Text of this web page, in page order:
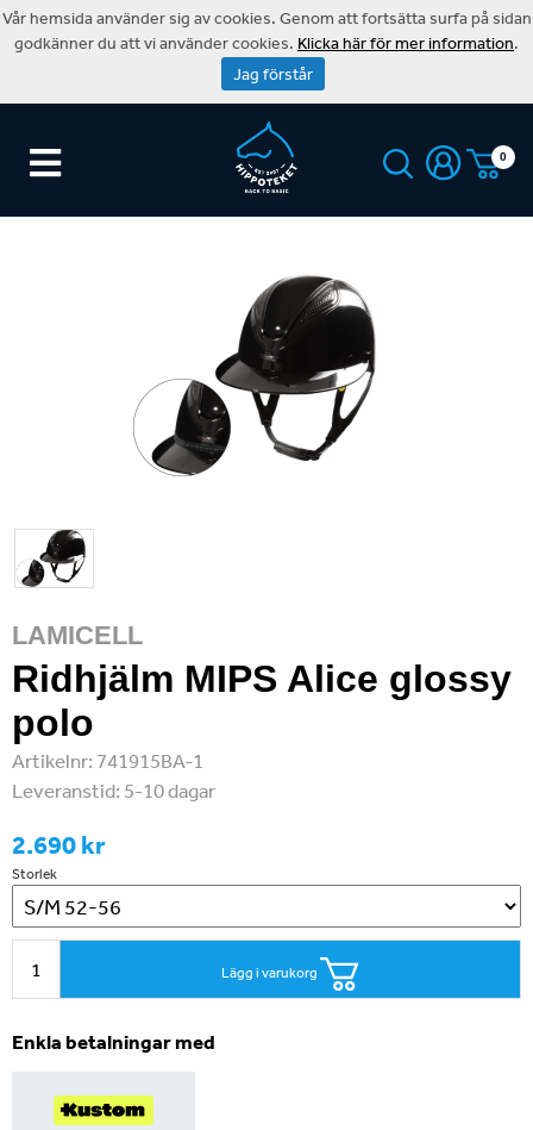
0
LAMICELL
Ridhjälm MIPS Alice glossy
polo
Artikelnr: 741915BA-1
Leveranstid: 5-10 dagar
2.690 kr
Storlek
Lägg i varukorg
Enkla betalningar med
Vår hemsida använder sig av cookies. Genom att fortsätta surfa på sidan
godkänner du att vi använder cookies. Klicka här för mer information.
Jag förstår